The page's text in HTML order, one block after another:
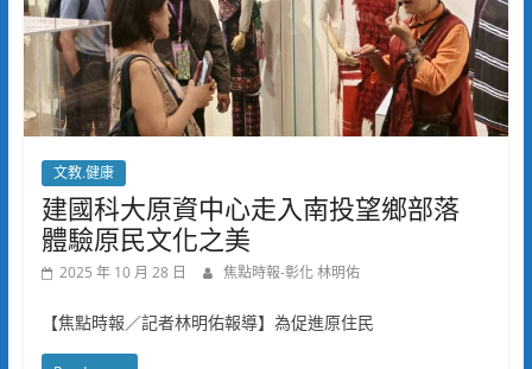
文教.健康
建國科大原資中心走入南投望鄉部落
體驗原民文化之美
2025 年 10 月 28 日 焦點時報-彰化 林明佑
【焦點時報／記者林明佑報導】為促進原住民